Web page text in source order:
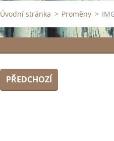
Úvodní stránka > Proměny >
PŘEDCHOZÍ